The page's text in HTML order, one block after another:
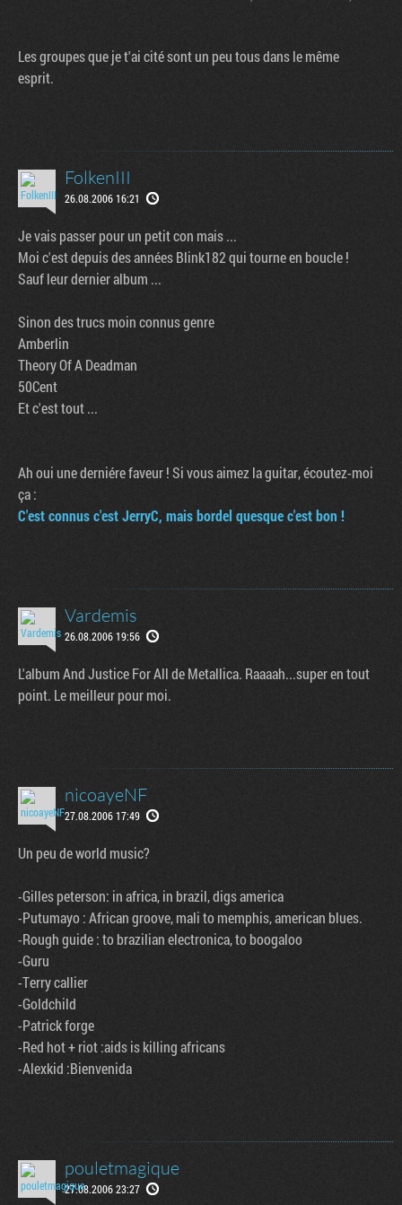
Les groupes que je t'ai cité sont un peu tous dans le même
esprit.
FolkenIII
26.08.2006 16:21
Je vais passer pour un petit con mais ...
Moi c'est depuis des années Blink182 qui tourne en boucle !
Sauf leur dernier album ...
Sinon des trucs moin connus genre
Amberlin
Theory Of A Deadman
50Cent
Et c'est tout ...
Ah oui une derniére faveur ! Si vous aimez la guitar, écoutez-moi
ça :
C'est connus c'est JerryC, mais bordel quesque c'est bon !
Vardemis
26.08.2006 19:56
L'album And Justice For All de Metallica. Raaaah...super en tout
point. Le meilleur pour moi.
nicoayeNF
27.08.2006 17:49
Un peu de world music?
-Gilles peterson: in africa, in brazil, digs america
-Putumayo : African groove, mali to memphis, american blues.
-Rough guide : to brazilian electronica, to boogaloo
-Guru
-Terry callier
-Goldchild
-Patrick forge
-Red hot + riot :aids is killing africans
-Alexkid :Bienvenida
pouletmagique
27.08.2006 23:27